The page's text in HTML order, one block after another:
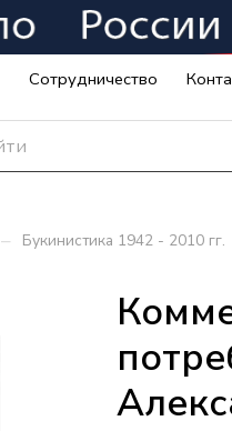
Сотрудничество
– Букинистика 1942 - 2010 гг.